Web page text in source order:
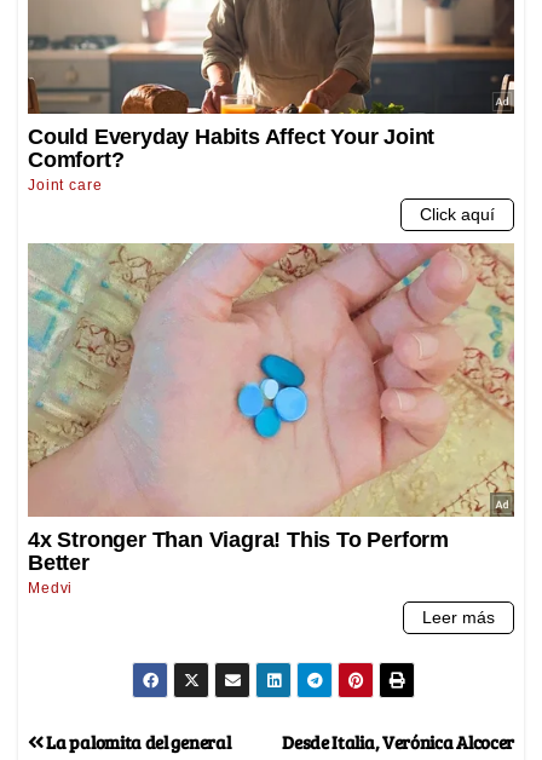
Desde Italia, Verónica Alcocer
La palomita del general